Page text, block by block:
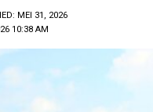
10:38 AM
MEI 31, 2026